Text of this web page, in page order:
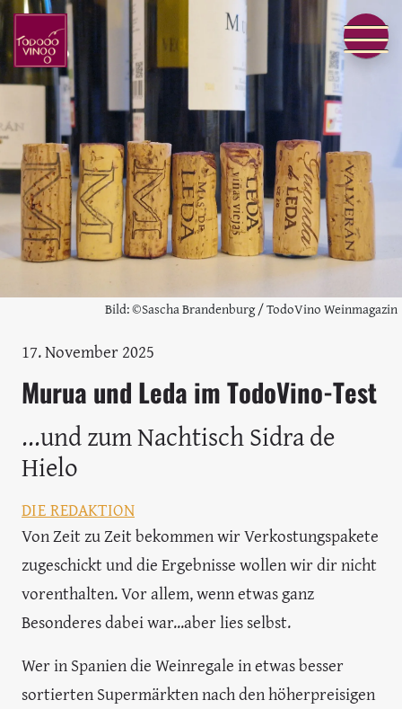
Bild: ©Sascha Brandenburg / TodoVino Weinmagazin
17. November 2025
Murua und Leda im TodoVino-Test
...und zum Nachtisch Sidra de
Hielo
DIE REDAKTION
Von Zeit zu Zeit bekommen wir Verkostungspakete
zugeschickt und die Ergebnisse wollen wir dir nicht
vorenthalten. Vor allem, wenn etwas ganz
Besonderes dabei war...aber lies selbst.
Wer in Spanien die Weinregale in etwas besser
sortierten Supermärkten nach den höherpreisigen